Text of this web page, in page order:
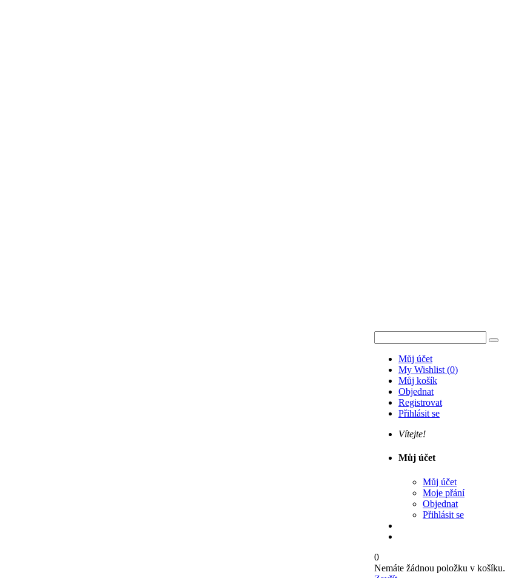
Můj účet
My Wishlist (0)
Můj košík
Objednat
Registrovat
Přihlásit se
Vítejte!
Můj účet
Můj účet
Moje přání
Objednat
Přihlásit se
0
Nemáte žádnou položku v košíku.